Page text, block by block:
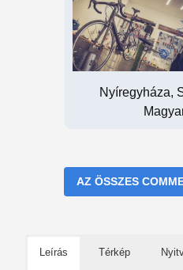
Nyíregyháza,
AZ ÖSSZES
Leírás Térkép